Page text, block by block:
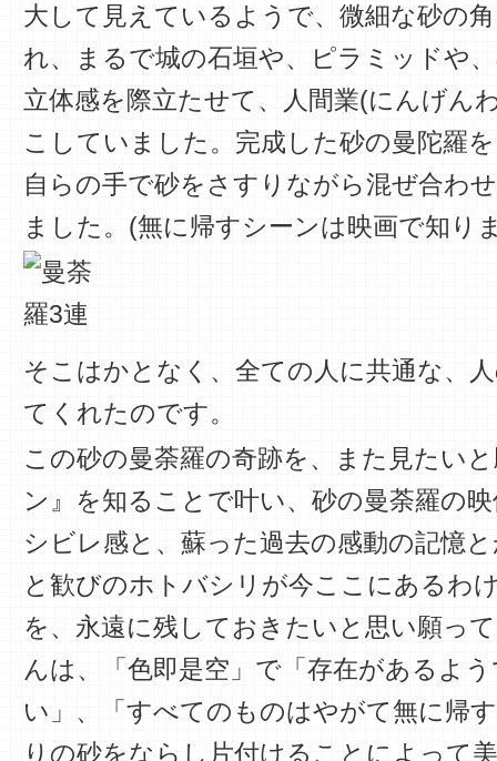
大して見えているようで、微細な砂の
れ、まるで城の石垣や、ピラミッドや
立体感を際立たせて、人間業(にんげん
こしていました。完成した砂の曼陀羅
自らの手で砂をさすりながら混ぜ合わ
ました。(無に帰すシーンは映画で知り
そこはかとなく、全ての人に共通な、
てくれたのです。
この砂の曼荼羅の奇跡を、また見たい
ン』を知ることで叶い、砂の曼荼羅の
シビレ感と、蘇った過去の感動の記憶
と歓びのホトバシリが今ここにあるわ
を、永遠に残しておきたいと思い願っ
んは、「色即是空」で「存在があるよ
い」、「すべてのものはやがて無に帰
りの砂をならし片付けることによって